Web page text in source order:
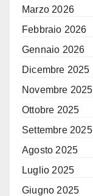
Marzo 2026
Febbraio 2026
Gennaio 2026
Dicembre 2025
Novembre 2025
Ottobre 2025
Settembre 2025
Agosto 2025
Luglio 2025
Giugno 2025